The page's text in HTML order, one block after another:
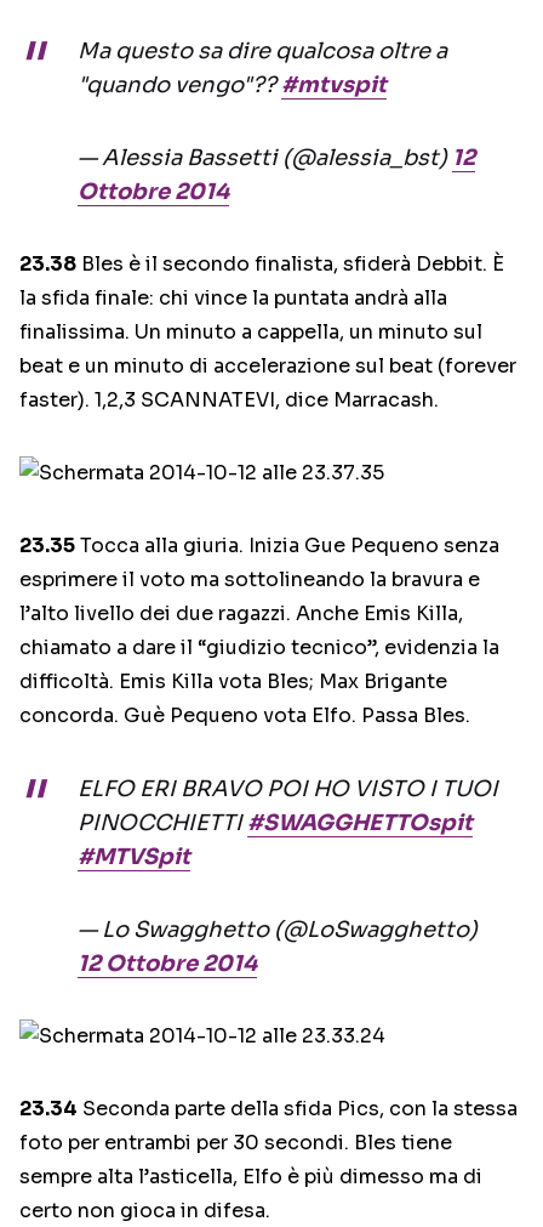
Ma questo sa dire qualcosa oltre a
"quando vengo"??#mtvspit
— Alessia Bassetti (@alessia_bst) 12
Ottobre 2014
23.38 Bles è il secondo finalista, sfiderà Debbit. È
la sfida finale: chi vince la puntata andrà alla
finalissima. Un minuto a cappella, un minuto sul
beat e un minuto di accelerazione sul beat (forever
faster). 1,2,3 SCANNATEVI, dice Marracash.
23.35Tocca alla giuria. Inizia Gue Pequeno senza
esprimere il voto ma sottolineando la bravura e
l’alto livello dei due ragazzi. Anche Emis Killa,
chiamato a dare il “giudizio tecnico”, evidenzia la
difficoltà. Emis Killa vota Bles; Max Brigante
concorda. Guè Pequeno vota Elfo. Passa Bles.
ELFO ERI BRAVO POI HO VISTO I TUOI
PINOCCHIETTI#SWAGGHETTOspit
#MTVSpit
— Lo Swagghetto (@LoSwagghetto)
12 Ottobre 2014
23.34 Seconda parte della sfida Pics, con la stessa
foto per entrambi per 30 secondi. Bles tiene
sempre alta l’asticella, Elfo è più dimesso ma di
certo non gioca in difesa.